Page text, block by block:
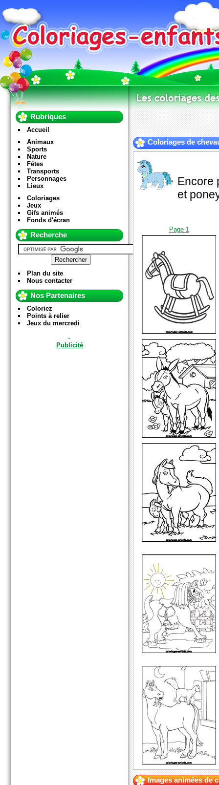
Rubriques
Accueil
Animaux
Sports
Nature
Fêtes
Transports
Personnages
Lieux
Coloriages
Jeux
Gifs animés
Fonds d'écran
Recherche
Plan du site
Nous contacter
Nos Partenaires
Coloriez
Points à relier
Jeux du mercredi
Publicité
Coloriages de
Encore
et
Page 1
Images animées de